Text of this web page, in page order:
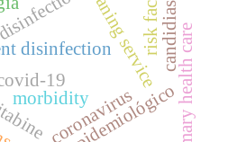
19
disinfectioncleaning serviceprimary health care
morbidity
coronavirus
candidiasis